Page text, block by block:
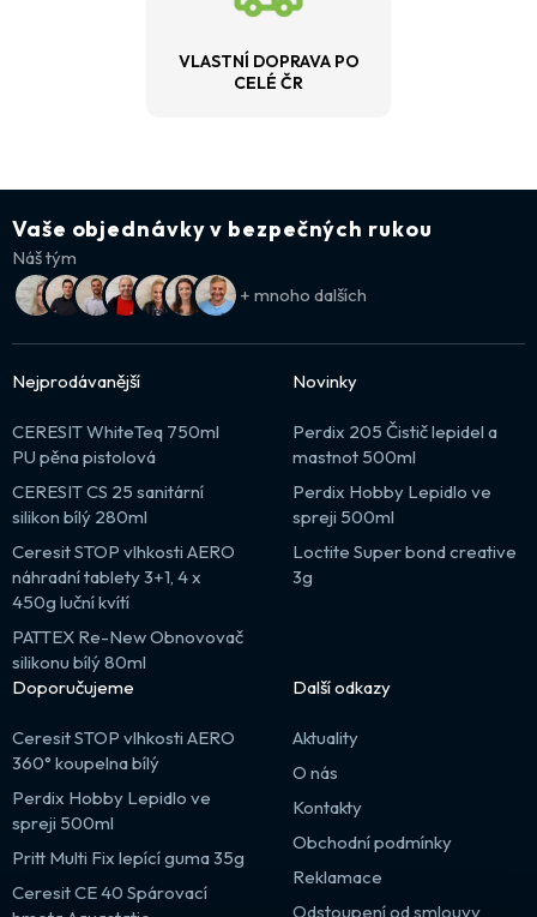
VLASTNÍ DOPRAVA PO
CELÉ ČR
Vaše objednávky v bezpečných rukou
Náš tým
+ mnoho dalších
Nejprodávanější
CERESIT WhiteTeq 750ml
PU pěna pistolová
CERESIT CS 25 sanitární
silikon bílý 280ml
Ceresit STOP vlhkosti AERO
náhradní tablety 3+1, 4 x
450g luční kvítí
PATTEX Re-New Obnovovač
silikonu bílý 80ml
Novinky
Perdix 205 Čistič lepidel a
mastnot 500ml
Perdix Hobby Lepidlo ve
spreji 500ml
Loctite Super bond creative
3g
Doporučujeme
Ceresit STOP vlhkosti AERO
360° koupelna bílý
Perdix Hobby Lepidlo ve
spreji 500ml
Pritt Multi Fix lepící guma 35g
Ceresit CE 40 Spárovací
Další odkazy
Aktuality
O nás
Kontakty
Obchodní podmínky
Reklamace
Odstoupení od smlouvy